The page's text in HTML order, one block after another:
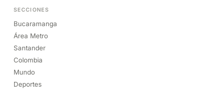
SECCIONES
Bucaramanga
Área Metro
Santander
Colombia
Mundo
Deportes